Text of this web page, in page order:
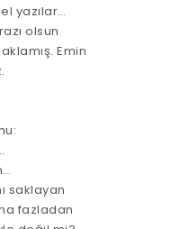
yazılar…
olsun
Emin
saklayan
fazladan